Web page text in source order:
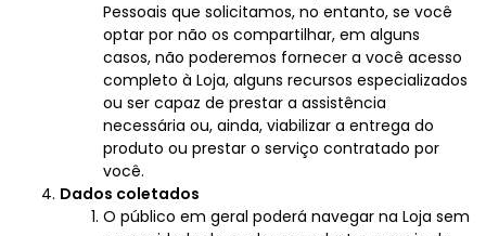
Pessoais que solicitamos, no entanto, se você
optar por não os compartilhar, em alguns
casos, não poderemos fornecer a você acesso
completo à Loja, alguns recursos especializados
ou ser capaz de prestar a assistência
necessária ou, ainda, viabilizar a entrega do
produto ou prestar o serviço contratado por
você.
Dados coletados
O público em geral poderá navegar na Loja sem